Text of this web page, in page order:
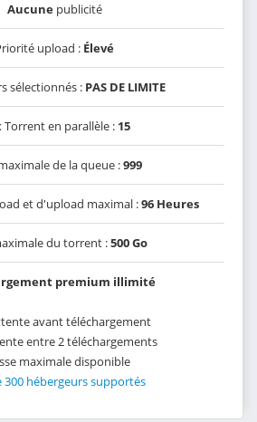
Aucunepublicité
upload : Élevé
sélectionnés : PAS DE LIMITE
Torrent en parallèle : 15
de la queue :999
et d'upload maximal :96 Heures
du torrent :500 Go
premium illimité
avant téléchargement
entre 2 téléchargements
maximale disponible
300 hébergeurs supportés